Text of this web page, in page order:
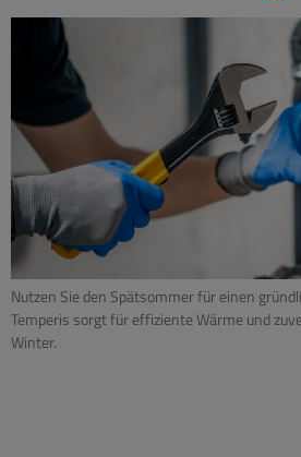
Nutzen Sie den Spätsommer für einen
Temperis sorgt für effiziente Wärme und
Winter.